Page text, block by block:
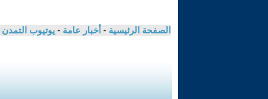
الصفحة الرئيسية - أخبار عامة - يوتيوب التمدن